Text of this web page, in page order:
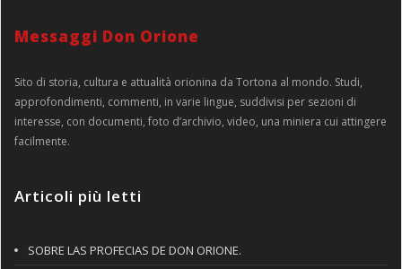
Messaggi Don Orione
Sito di storia, cultura e attualità orionina da Tortona al mondo. Studi,
approfondimenti, commenti, in varie lingue, suddivisi per sezioni di
interesse, con documenti, foto d’archivio, video, una miniera cui attingere
facilmente.
Articoli più letti
SOBRE LAS PROFECIAS DE DON ORIONE.